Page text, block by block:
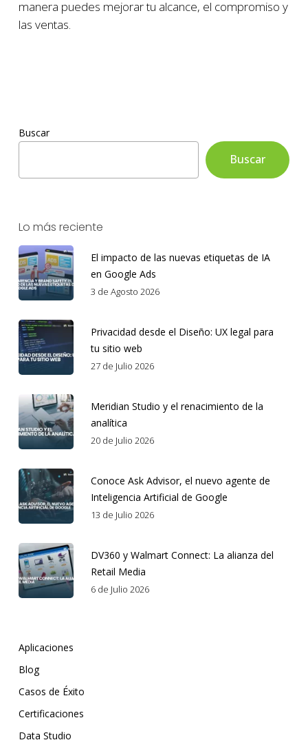
manera puedes mejorar tu alcance, el compromiso y
las ventas.
Buscar
Buscar
Lo más reciente
El impacto de las nuevas etiquetas de IA
en Google Ads
3 de Agosto 2026
Privacidad desde el Diseño: UX legal para
tu sitio web
27 de Julio 2026
Meridian Studio y el renacimiento de la
analítica
20 de Julio 2026
Conoce Ask Advisor, el nuevo agente de
Inteligencia Artificial de Google
13 de Julio 2026
DV360 y Walmart Connect: La alianza del
Retail Media
6 de Julio 2026
Aplicaciones
Blog
Casos de Éxito
Certificaciones
Data Studio